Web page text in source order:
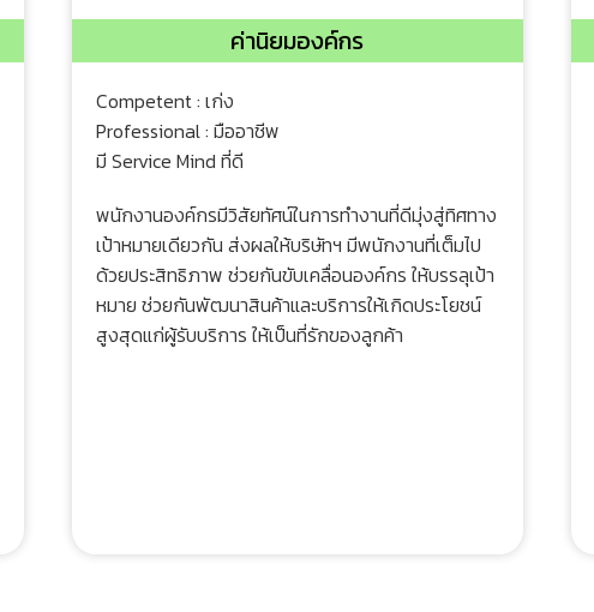
ค่านิยมองค์กร
Competent : เก่ง
Professional : มืออาชีพ
มี Service Mind ที่ดี
พนักงานองค์กรมีวิสัยทัศน์ในการทำงานที่ดีมุ่งสู่ทิศทาง
เป้าหมายเดียวกัน ส่งผลให้บริษัทฯ มีพนักงานที่เต็มไป
ด้วยประสิทธิภาพ ช่วยกันขับเคลื่อนองค์กร ให้บรรลุเป้า
หมาย ช่วยกันพัฒนาสินค้าและบริการให้เกิดประโยชน์
สูงสุดแก่ผู้รับบริการ ให้เป็นที่รักของลูกค้า